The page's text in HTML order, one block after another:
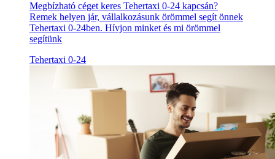
Megbízható céget keres Tehertaxi 0-24 kapcsán?
Remek helyen jár, vállalkozásunk örömmel segít önnek
Tehertaxi 0-24ben. Hívjon minket és mi örömmel
segítünk
Tehertaxi 0-24